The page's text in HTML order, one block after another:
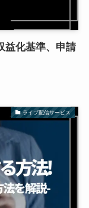
益化基準、申請
ライブ配信サービス